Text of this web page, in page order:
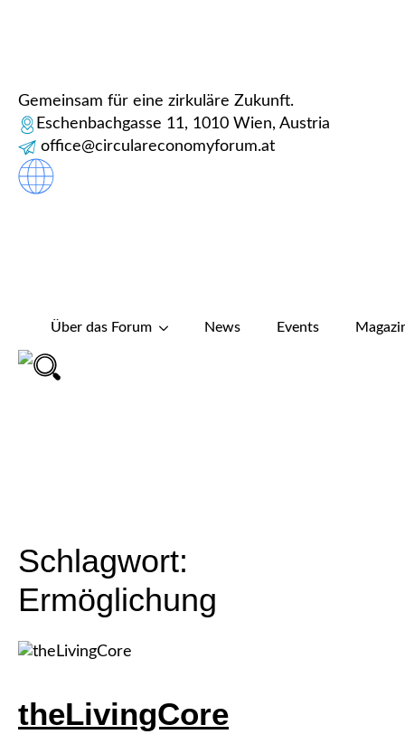
Gemeinsam für eine zirkuläre Zukunft.
Eschenbachgasse 11, 1010 Wien, Austria
office@circulareconomyforum.at
Über das Forum News Events
Schlagwort:
Ermöglichung
theLivingCore